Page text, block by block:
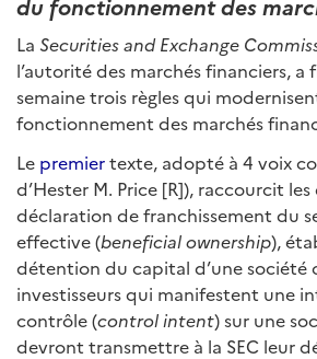
La Securities and Exchange
l’autorité des marchés financiers, a
semaine trois règles qui
fonctionnement des marchés
Le premiertexte, adopté à 4 voix
d’Hester M. Price [R]), raccourcit
déclaration de franchissement du
effective (beneficial ownership),
détention du capital d’une société
investisseurs qui manifestent une
contrôle (control intent) sur une
devront transmettre à la SEC leur